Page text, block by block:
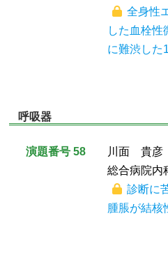
全身性
した血栓性
に難渋した
呼吸器
演題番号 58
川面 貴彦
総合病院内
診断に
腫脹が結核